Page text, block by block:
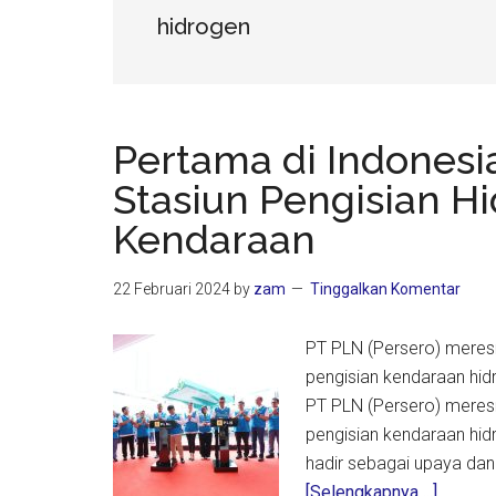
hidrogen
Pertama di
Stasiun Pengisian
Kendaraan
22 Februari 2024 by zam Tinggalkan Komentar
PT PLN (Persero)
pengisian kendaraan
PT PLN (Persero)
pengisian kendaraan
hadir sebagai upaya